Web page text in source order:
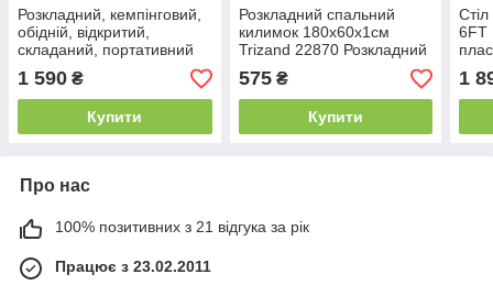
Розкладний, кемпінговий,
обідній, відкритий,
складаний, портативний
см
1 590 ₴
Купити
Розкладний спальний
килимок 180х60х1см
Trizand 22870 Розкладний
575₴
Купити
6FT
1
Про нас
100% позитивних з 21 відгука за рік
Працює з 23.02.2011